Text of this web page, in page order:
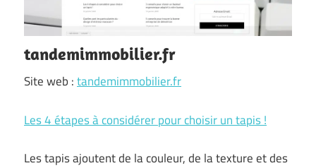
tandemimmobilier.fr
Site web :tandemimmobilier.fr
Les 4 étapes à considérer pour choisir un tapis !
Les tapis ajoutent de la couleur, de la texture et des